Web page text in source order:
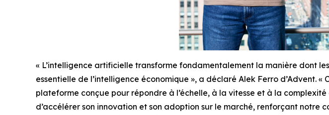
« L’intelligence artificielle transforme fondamentalement la manière dont
essentielle de l’intelligence économique », a déclaré Alek Ferro d’Advent.
plateforme conçue pour répondre à l’échelle, à la vitesse et à la
d’accélérer son innovation et son adoption sur le marché, renforçant notre